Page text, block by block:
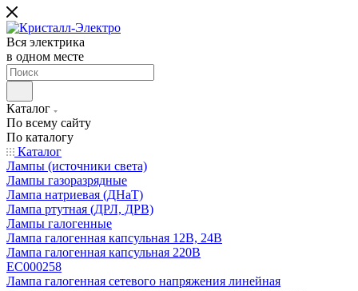
Вся электрика
в одном месте
Каталог
По всему сайту
По каталогу
Каталог
Лампы (источники света)
Лампы газоразрядные
Лампа натриевая (ДНаТ)
Лампа ртутная (ДРЛ, ДРВ)
Лампы галогенные
Лампа галогенная капсульная 12В, 24В
Лампа галогенная капсульная 220В
EC000258
Лампа галогенная сетевого напряжения линейная